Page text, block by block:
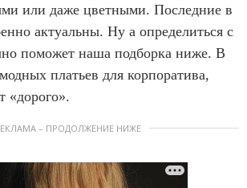
или даже цветными. Последние в
актуальны. Ну а определиться с
поможет наша подборка ниже. В
платьев для корпоратива,
«дорого».
– ПРОДОЛЖЕНИЕ НИЖЕ